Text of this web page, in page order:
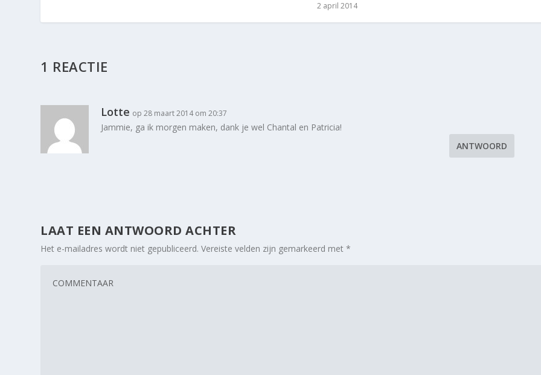
2 april 2014
1 REACTIE
Lotte op 28 maart 2014 om 20:37
Jammie, ga ik morgen maken, dank je wel Chantal en Patricia!
ANTWOORD
LAAT EEN ANTWOORD ACHTER
Het e-mailadres wordt niet gepubliceerd. Vereiste velden zijn gemarkeerd met*